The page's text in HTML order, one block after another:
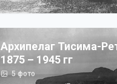
Архипелаг Тисима-
1875 – 1945 гг
5фото